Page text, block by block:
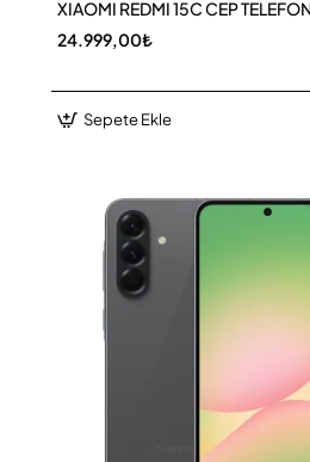
XIAOMI REDMI 15C CEP
24.999,00₺
Sepete Ekle